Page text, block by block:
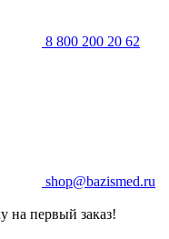
8 800 200 20 62
shop@bazismed.ru
на первый заказ!